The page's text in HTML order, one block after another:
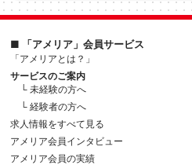
■ 「アメリア」会員サービス
「アメリアとは？」
サービスのご案内
└ 未経験の方へ
└ 経験者の方へ
求人情報をすべて見る
アメリア会員インタビュー
アメリア会員の実績